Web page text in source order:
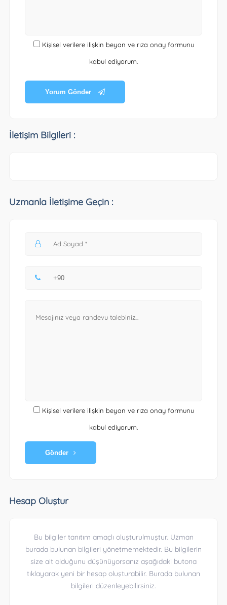
Kişisel verilere ilişkin beyan ve rıza onay formunu
kabul ediyorum.
Yorum Gönder
İletişim Bilgileri :
Uzmanla İletişime Geçin :
Kişisel verilere ilişkin beyan ve rıza onay formunu
kabul ediyorum.
Gönder
Hesap Oluştur
Bu bilgiler tanıtım amaçlı oluşturulmuştur. Uzman
burada bulunan bilgileri yönetmemektedir. Bu bilgilerin
size ait olduğunu düşünüyorsanız aşağıdaki butona
tıklayarak yeni bir hesap oluşturabilir. Burada bulunan
bilgileri düzenleyebilirsiniz.